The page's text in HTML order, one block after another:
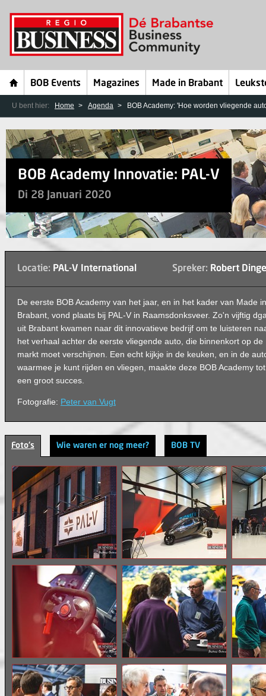
BOB Events Magazines Made in Brabant
U bent hier: Home Agenda BOB Academy: 'Hoe worden vliegende
BOB Academy Innovatie: PAL-V
Di 28 Januari 2020
Locatie: PAL-V International Spreker: Robert
De eerste BOB Academy van het jaar, en in het kader van Made in
Brabant, vond plaats bij PAL-V in Raamsdonksveer. Zo'n vijftig
uit Brabant kwamen naar dit innovatieve bedrijf om te luisteren
het verhaal achter de eerste vliegende auto, die binnenkort op de
markt moet verschijnen. Een echt kijkje in de keuken, en in de
waarmee je kunt rijden en vliegen, maakte deze BOB Academy tot
een groot succes.
Fotografie: Peter van Vugt
Foto's Wie waren er nog meer? BOB TV